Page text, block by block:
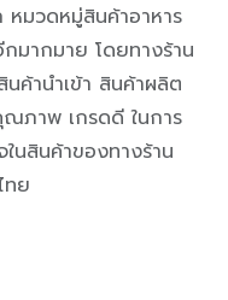
หมวดหมู่สินค้าอาหาร
มากมาย โดยทางร้าน
ค้านำเข้า สินค้าผลิต
ณภาพ เกรดดี ในการ
นสินค้าของทางร้าน
ทย